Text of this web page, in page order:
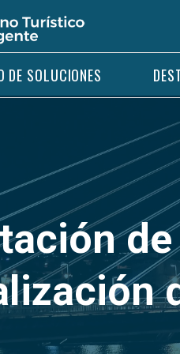
DE SOLUCIONES